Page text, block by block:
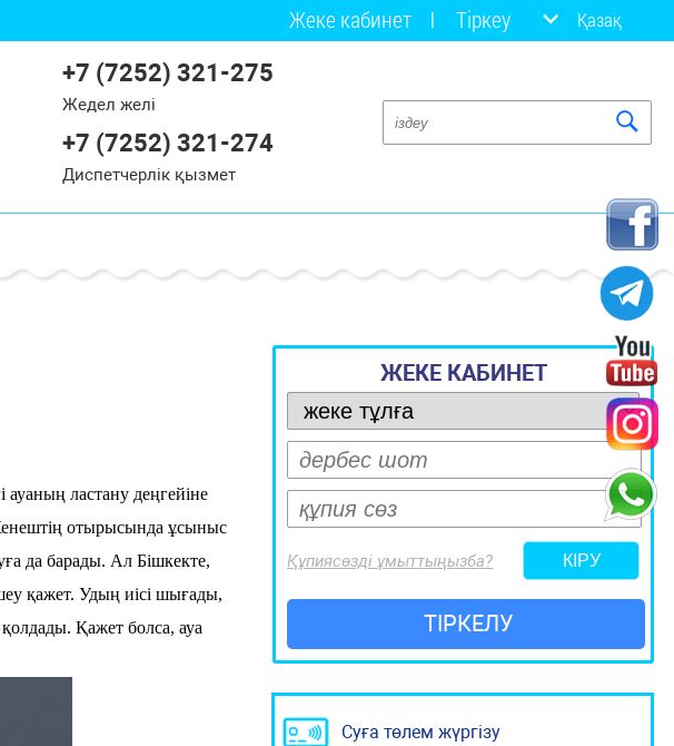
Жеке кабинет Тіркеу Қазақ
+7 (7252) 321-275
Жедел желі
+7 (7252) 321-274
Диспетчерлік қызмет
ластану деңгейіне
отырысында ұсыныс
да барады. Ал Бішкекте,
қажет. Удың иісі шығады,
Қажет болса, ауа
ЖЕКЕ КАБИНЕТ
Құпиясөзді ұмыттыңызба?
ТІРКЕЛУ
Суға төлем жүргізу